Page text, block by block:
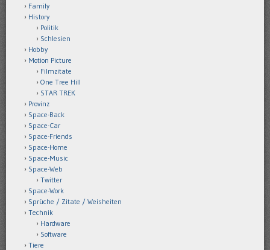
Family
History
Politik
Schlesien
Hobby
Motion Picture
Filmzitate
One Tree Hill
STAR TREK
Provinz
Space-Back
Space-Car
Space-Friends
Space-Home
Space-Music
Space-Web
Twitter
Space-Work
Sprüche / Zitate / Weisheiten
Technik
Hardware
Software
Tiere